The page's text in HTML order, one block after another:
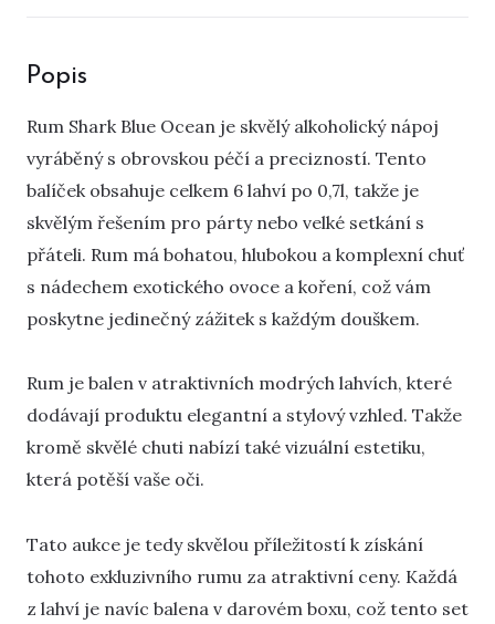
Popis
Rum Shark Blue Ocean je skvělý alkoholický nápoj
vyráběný s obrovskou péčí a precizností. Tento
balíček obsahuje celkem 6 lahví po 0,7l, takže je
skvělým řešením pro párty nebo velké setkání s
přáteli. Rum má bohatou, hlubokou a komplexní chuť
s nádechem exotického ovoce a koření, což vám
poskytne jedinečný zážitek s každým douškem.
Rum je balen v atraktivních modrých lahvích, které
dodávají produktu elegantní a stylový vzhled. Takže
kromě skvělé chuti nabízí také vizuální estetiku,
která potěší vaše oči.
Tato aukce je tedy skvělou příležitostí k získání
tohoto exkluzivního rumu za atraktivní ceny. Každá
z lahví je navíc balena v darovém boxu, což tento set